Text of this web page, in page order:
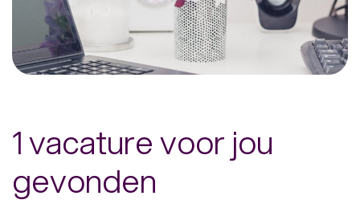
1 vacature voor jou
gevonden